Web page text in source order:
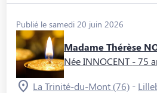
Publié le samedi 20 juin 2026
Madame Thérèse
Née INNOCENT - 75
La Trinité-du-Mont (76) -